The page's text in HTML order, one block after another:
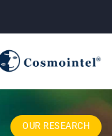
OUR RESEARCH